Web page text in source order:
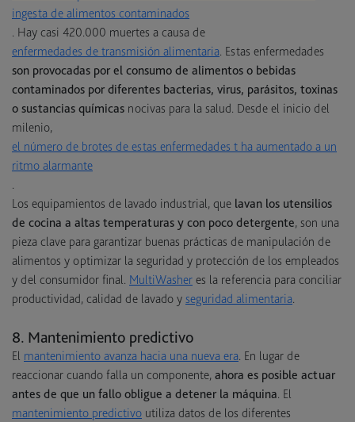
ingesta de alimentos contaminados
. Hay casi 420.000 muertes a causa de
enfermedades de transmisión alimentaria. Estas enfermedades
son provocadas por el consumo de alimentos o bebidas
contaminados por diferentes bacterias, virus, parásitos, toxinas
o sustancias químicas nocivas para la salud. Desde el inicio del
milenio,
el número de brotes de estas enfermedades t ha aumentado a un
ritmo alarmante
.
Los equipamientos de lavado industrial, que lavan los utensilios
de cocina a altas temperaturas y con poco detergente, son una
pieza clave para garantizar buenas prácticas de manipulación de
alimentos y optimizar la seguridad y protección de los empleados
y del consumidor final. MultiWasher es la referencia para conciliar
productividad, calidad de lavado y seguridad alimentaria.
8. Mantenimiento predictivo
El mantenimiento avanza hacia una nueva era. En lugar de
reaccionar cuando falla un componente, ahora es posible actuar
antes de que un fallo obligue a detener la máquina. El
mantenimiento predictivo utiliza datos de los diferentes